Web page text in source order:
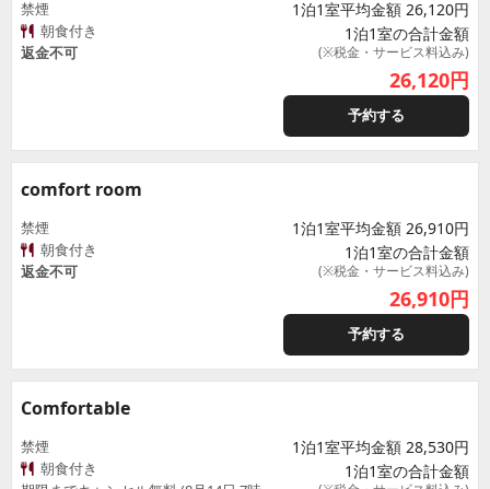
禁煙
朝食付き
返金不可
1泊1室平均金額 26,120円
1泊1室の合計金額
(※税金・サービス料込み)
26,120円
予約する
comfort room
禁煙
朝食付き
返金不可
1泊1室平均金額 26,910円
1泊1室の合計金額
(※税金・サービス料込み)
26,910円
予約する
Comfortable
禁煙
朝食付き
1泊1室平均金額 28,530円
1泊1室の合計金額